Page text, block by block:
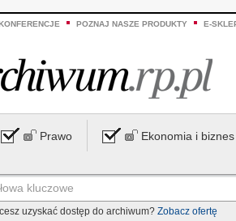
POZNAJ NASZE PRODUKTY E-
Prawo Ekonomia i biznes
uzyskać dostęp do archiwum? Zobacz ofertę